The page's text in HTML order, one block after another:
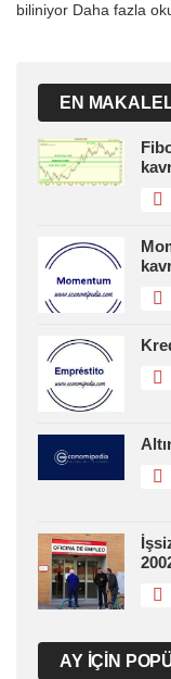
biliniyor Daha fazla
EN
AY IÇIN